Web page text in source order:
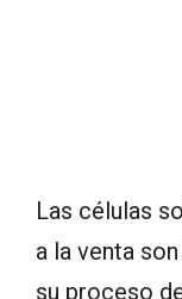
Las células
a la venta
su proceso